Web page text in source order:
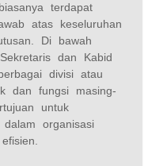
terdapat
atas keseluruhan
Di bawah
dan Kabid
divisi atau
dan fungsi masing-
untuk
organisasi